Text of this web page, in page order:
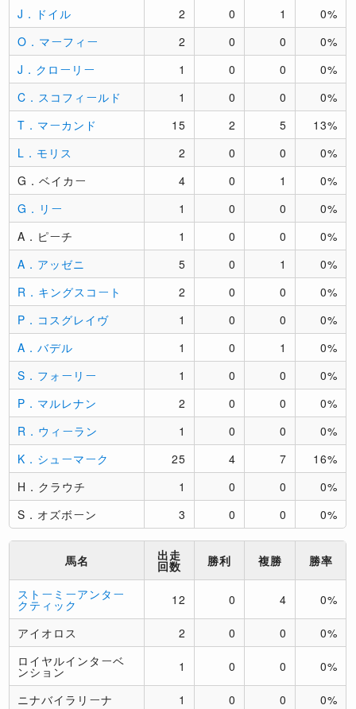
J．ドイル 2 0 1
0%
O．マーフィー
2 0 0
0%
J．クローリー
1 0 0
0%
C．スコフィールド
1 0 0
0%
T．マーカンド
15 2 5
13%
L．モリス
2 0 0
0%
G．ベイカー
4 0 1
0%
G．リー
1 0 0
0%
A．ピーチ
1 0 0
0%
A．アッゼニ
5 0 1
0%
R．キングスコート
2 0 0
0%
P．コスグレイヴ
1 0 0
0%
A．バデル
1 0 1
0%
S．フォーリー
1 0 0
0%
P．マルレナン
2 0 0
0%
R．ウィーラン
1 0 0
0%
K．シューマーク
25 4 7
16%
H．クラウチ
1 0 0
0%
S．オズボーン
3 0 0 0%
馬名 出走
回数 勝利 複勝 勝率
ストーミーアンター
クティック 12 0 4 0%
アイオロス 2 0 0
0%
ロイヤルインターベ
ンション 1 0 0 0%
ニナバイラリーナ 1 0 0
0%